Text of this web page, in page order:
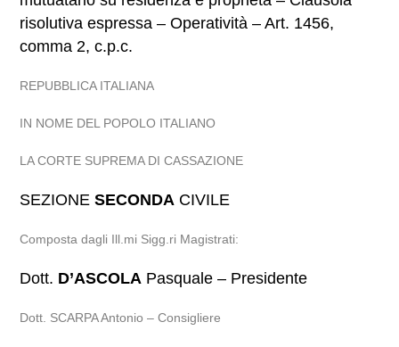
risolutiva espressa – Operatività – Art. 1456,
comma 2, c.p.c.
REPUBBLICA ITALIANA
IN NOME DEL POPOLO ITALIANO
LA CORTE SUPREMA DI CASSAZIONE
SEZIONESECONDA CIVILE
Composta dagli Ill.mi Sigg.ri Magistrati:
Dott. D’ASCOLA Pasquale – Presidente
Dott. SCARPA Antonio – Consigliere